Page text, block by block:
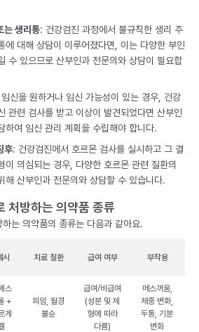
는 생리통: 건강검진 과정에서 불규칙한 생리 주
에 대해 상담이 이루어졌다면, 이는 다양한 부인
수 있으므로 산부인과 전문의와 상담이 필요합
신을 원하거나 임신 가능성이 있는 경우, 건강
관련 검사를 받고 이상이 발견되었다면 산부인
하여 임신 관리 계획을 수립해야 합니다.
후: 건강검진에서 호르몬 검사를 실시하고 그 결
이 의심되는 경우, 다양한 호르몬 관련 질환의
해 산부인과 전문의와 상담할 수 있습니다.
처방하는 의약품 종류
는 의약품의 종류는 다음과 같아요.
치료 질환 급여 여부 부작용
스
+
게
피임, 월경
불순
급여/비급여
(성분 및 제
형에 따라
다름)
메스꺼움,
체중 변화,
두통, 기분
변화